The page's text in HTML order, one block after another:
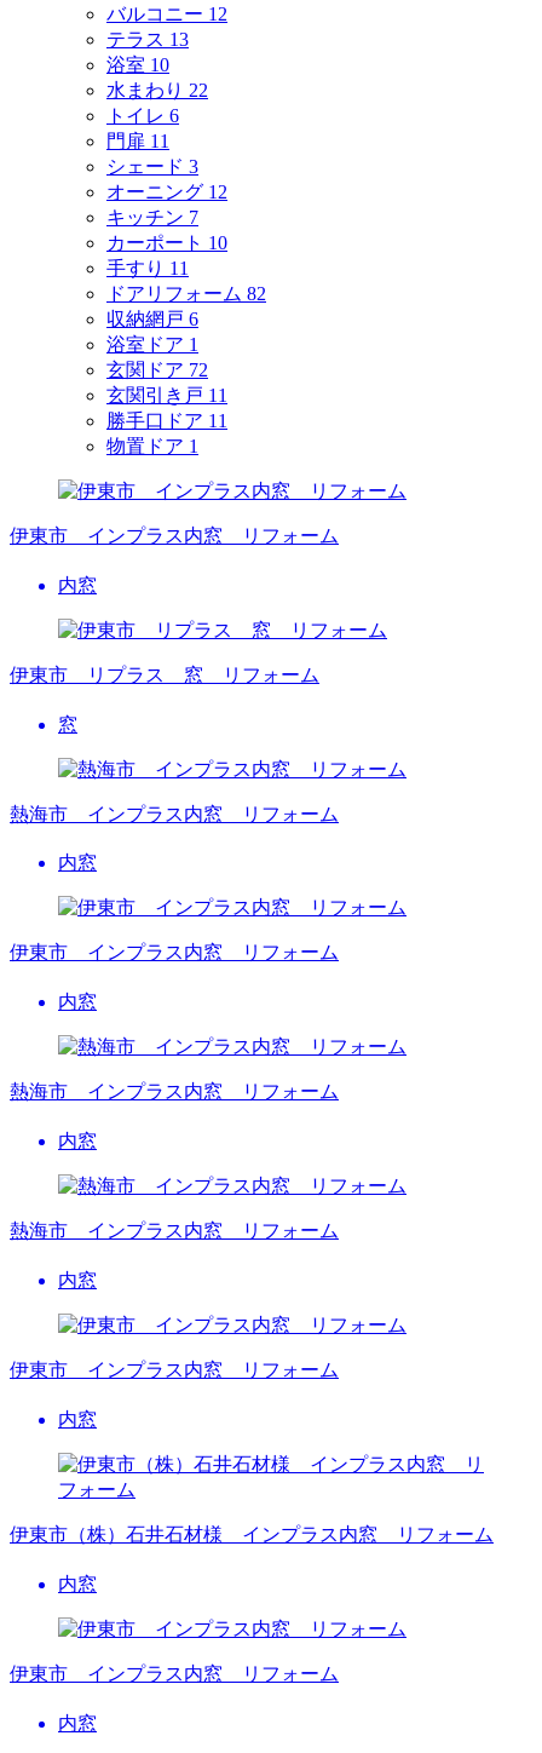
バルコニー 12
テラス 13
浴室 10
水まわり 22
トイレ 6
門扉 11
シェード 3
オーニング 12
キッチン 7
カーポート 10
手すり 11
ドアリフォーム 82
収納網戸 6
浴室ドア 1
玄関ドア 72
玄関引き戸 11
勝手口ドア 11
物置ドア 1
伊東市 インプラス内窓 リフォーム
内窓
伊東市 リプラス 窓 リフォーム
窓
熱海市 インプラス内窓 リフォーム
内窓
伊東市 インプラス内窓 リフォーム
内窓
熱海市 インプラス内窓 リフォーム
内窓
熱海市 インプラス内窓 リフォーム
内窓
伊東市 インプラス内窓 リフォーム
内窓
伊東市（株）石井石材様 インプラス内窓 リフォーム
内窓
伊東市 インプラス内窓 リフォーム
内窓